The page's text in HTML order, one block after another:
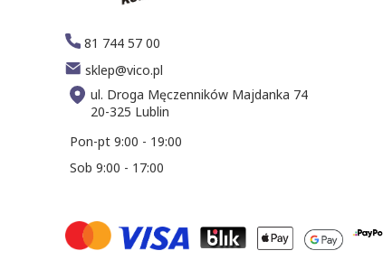
81 744 57 00
sklep@vico.pl
ul. Droga Męczenników Majdanka 74
20-325 Lublin
Pon-pt 9:00 - 19:00
Sob 9:00 - 17:00